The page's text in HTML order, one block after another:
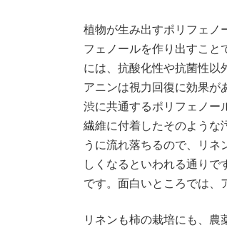
植物が生み出すポリフェノ
フェノールを作り出すこと
には、抗酸化性や抗菌性以
アニンは視力回復に効果が
渋に共通するポリフェノー
繊維に付着したそのような
うに流れ落ちるので、リ
しくなるといわれる通り
です。面白いところでは、
リネンも柿の栽培にも、